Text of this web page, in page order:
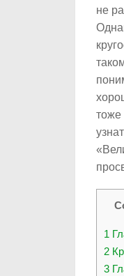
не
тоже
1
2
3